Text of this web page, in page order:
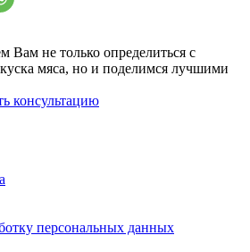
не только определиться с
мяса, но и поделимся лучшими
консультацию
персональных данных